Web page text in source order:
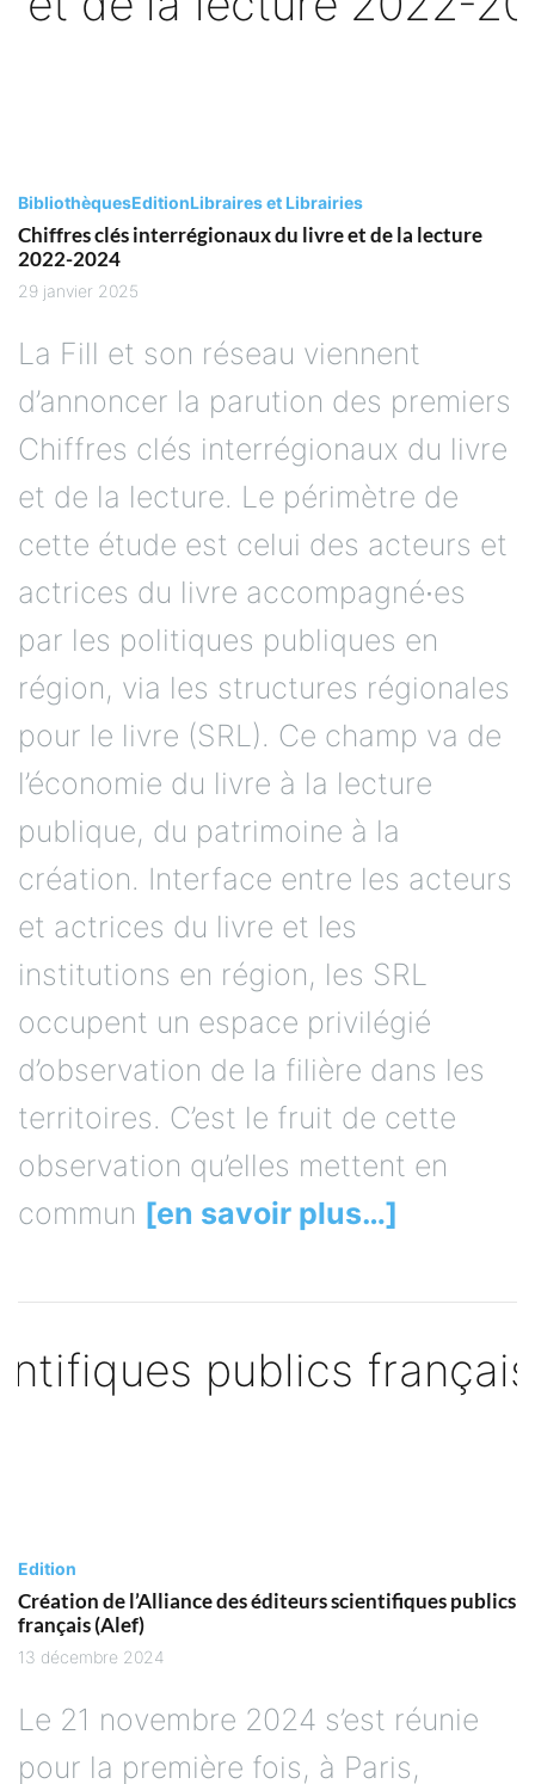
BibliothèquesEditionLibraires et Librairies
Chiffres clés interrégionaux du livre et de la lecture
2022-2024
29 janvier 2025
La Fill et son réseau viennent
d’annoncer la parution des premiers
Chiffres clés interrégionaux du livre
et de la lecture. Le périmètre de
cette étude est celui des acteurs et
actrices du livre accompagné∙es
par les politiques publiques en
région, via les structures régionales
pour le livre (SRL). Ce champ va de
l’économie du livre à la lecture
publique, du patrimoine à la
création. Interface entre les acteurs
et actrices du livre et les
institutions en région, les SRL
occupent un espace privilégié
d’observation de la filière dans les
territoires. C’est le fruit de cette
observation qu’elles mettent en
commun [en savoir plus…]
Edition
Création de l’Alliance des éditeurs scientifiques publics
français (Alef)
13 décembre 2024
Le 21 novembre 2024 s’est réunie
pour la première fois, à Paris,